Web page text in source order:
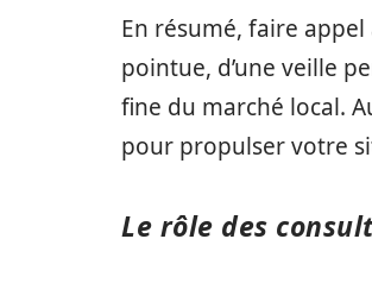
En résumé, faire appel
pointue, d’une veille
fine du marché local.
pour propulser votre
Le rôle des